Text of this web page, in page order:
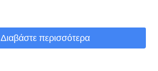
Διαβάστε περισσότερα